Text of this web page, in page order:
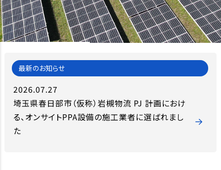
2026.07.27
埼玉県春日部市（仮称）岩槻物流 PJ 計画におけ
る、オンサイトPPA設備の施工業者に選ばれまし
た